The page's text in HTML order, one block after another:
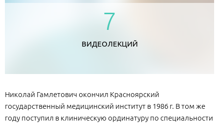
7
ВИДЕОЛЕКЦИЙ
Николай Гамлетович окончил Красноярский
государственный медицинский институт в 1986 г. В том же
году поступил в клиническую ординатуру по специальности